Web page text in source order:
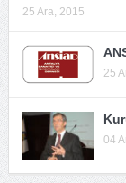
25 Ara, 2015
25
04